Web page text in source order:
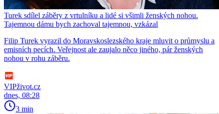
Turek sdílel záběry z vrtulníku a lidé si všimli ženských nohou.
Tajemnou dámu bych zachoval tajemnou, vzkázal
Filip Turek vyrazil do Moravskoslezského kraje mluvit o průmyslu a
emisních pecích. Veřejnost ale zaujalo něco jiného, pár ženských
nohou v rohu záběru.
VIPživot.cz
dnes, 08:28
3 min